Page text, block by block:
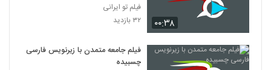
۰۰:۳۸
فیلم تو ایرانی
۳۲ بازدید
فیلم جامعه متمدن با زیرنویس فارسی
چسبیده